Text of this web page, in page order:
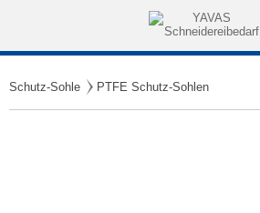
Schutz-Sohle PTFE Schutz-Sohlen